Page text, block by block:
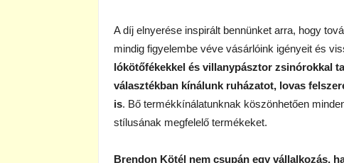
A díj elnyerése inspirált bennünket arra, hogy
mindig figyelembe véve vásárlóink igényeit és
lókötőfékekkel és villanypásztor zsinórokkal
választékban kínálunk ruházatot, lovas
is. Bő termékkínálatunknak köszönhetően
stílusának megfelelő termékeket.
Brendon Kötél nem csupán egy vállalkozás,